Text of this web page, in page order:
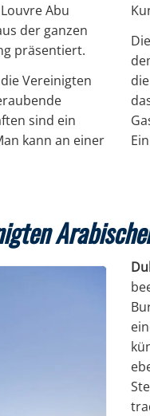
Abu
der ganzen
präsentiert.
Vereinigten
sind ein
kann an einer